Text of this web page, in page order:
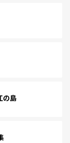
の島